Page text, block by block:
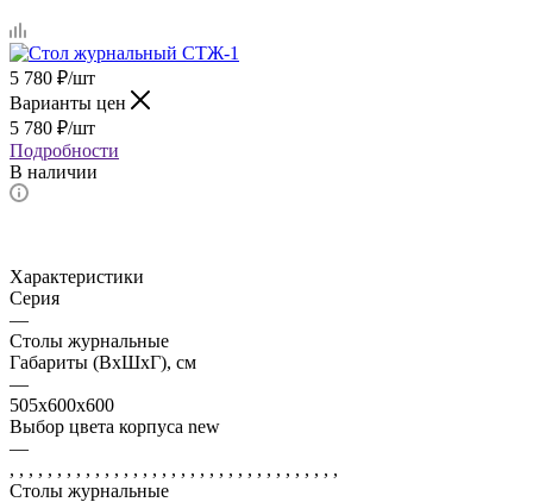
5 780 ₽/шт
Варианты цен
5 780 ₽/шт
Подробности
В наличии
Характеристики
Серия
—
Столы журнальные
Габариты (ВхШхГ), см
—
505x600х600
Выбор цвета корпуса new
—
, , , , , , , , , , , , , , , , , , , , , , , , , , , , , , , , , , ,
Столы журнальные